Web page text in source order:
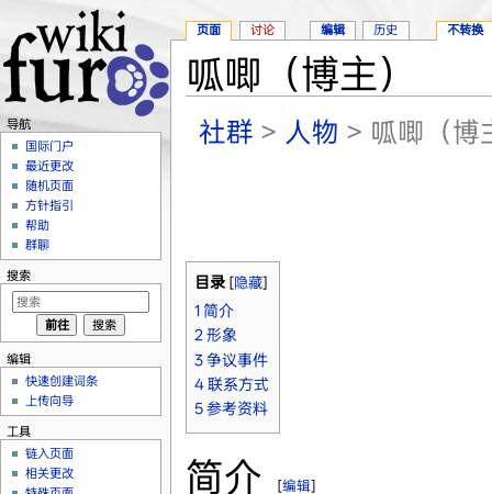
呱唧（博主）
社群 > 人物 > 呱唧（博
目录[隐藏]
1 简介
2 形象
3 争议事件
4 联系方式
5 参考资料
简介 [编辑]
页面 讨论 编辑 历史 不转换
导航
国际门户
最近更改
随机页面
方针指引
帮助
群聊
搜索
编辑
快速创建词条
上传向导
工具
链入页面
相关更改